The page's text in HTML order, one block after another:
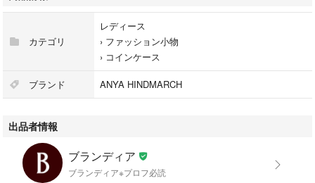
横 : 約 9 cm
イエロー×ベージュ×マルチ
キーリング付き
[素材]
レザー×金属素材
カテゴリ
レディース
› ファッション小物
› コインケース
ブランド ANYA HINDMARCH
出品者情報
ブランディア
ブランディア※プロフ必読